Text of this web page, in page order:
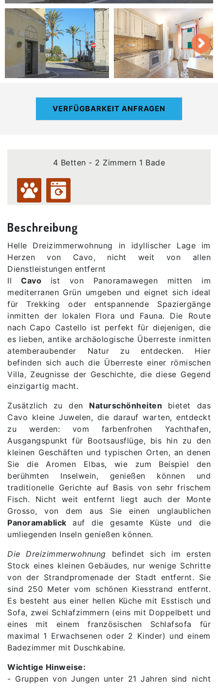
VERFÜGBARKEIT ANFRAGEN
4 Betten - 2 Zimmern 1 Bade
Beschreibung
Helle Dreizimmerwohnung in idyllischer Lage im
Herzen von Cavo, nicht weit von allen
Dienstleistungen entfernt
IlCavo ist von Panoramawegen mitten im
mediterranen Grün umgeben und eignet sich ideal
für Trekking oder entspannende Spaziergänge
inmitten der lokalen Flora und Fauna. Die Route
nach Capo Castello ist perfekt für diejenigen, die
es lieben, antike archäologische Überreste inmitten
atemberaubender Natur zu entdecken. Hier
befinden sich auch die Überreste einer römischen
Villa, Zeugnisse der Geschichte, die diese Gegend
einzigartig macht.
Zusätzlich zu den Naturschönheiten bietet das
Cavo kleine Juwelen, die darauf warten, entdeckt
zu werden: vom farbenfrohen Yachthafen,
Ausgangspunkt für Bootsausflüge, bis hin zu den
kleinen Geschäften und typischen Orten, an denen
Sie die Aromen Elbas, wie zum Beispiel den
berühmten Inselwein, genießen können und
traditionelle Gerichte auf Basis von sehr frischem
Fisch. Nicht weit entfernt liegt auch der Monte
Grosso, von dem aus Sie einen unglaublichen
Panoramablickauf die gesamte Küste und die
umliegenden Inseln genießen können.
Die Dreizimmerwohnung befindet sich im ersten
Stock eines kleinen Gebäudes, nur wenige Schritte
von der Strandpromenade der Stadt entfernt. Sie
sind 250 Meter vom schönen Kiesstrand entfernt.
Es besteht aus einer hellen Küche mit Esstisch und
Sofa, zwei Schlafzimmern (eins mit Doppelbett und
eines mit einem französischen Schlafsofa für
maximal 1 Erwachsenen oder 2 Kinder) und einem
Badezimmer mit Duschkabine.
Wichtige Hinweise:
- Gruppen von Jungen unter 21 Jahren sind nicht